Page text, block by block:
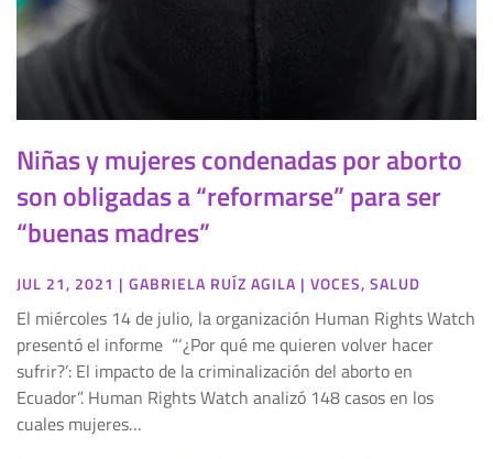
Niñas y mujeres condenadas por aborto
son obligadas a “reformarse” para ser
“buenas madres”
JUL 21, 2021 | GABRIELA RUÍZ AGILA | VOCES, SALUD
El miércoles 14 de julio, la organización Human Rights Watch
presentó el informe “‘¿Por qué me quieren volver hacer
sufrir?’: El impacto de la criminalización del aborto en
Ecuador”. Human Rights Watch analizó 148 casos en los
cuales mujeres…